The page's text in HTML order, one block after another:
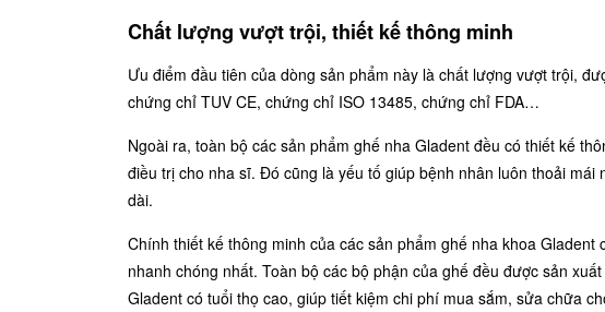
Chất lượng vượt trội, thiết kế thông minh
Ưu điểm đầu tiên của dòng sản phẩm này là chất lượng vượt trội,
chứng chỉ TUV CE, chứng chỉ ISO 13485, chứng chỉ FDA…
Ngoài ra, toàn bộ các sản phẩm ghế nha Gladent đều có thiết kế
điều trị cho nha sĩ. Đó cũng là yếu tố giúp bệnh nhân luôn thoải
dài.
Chính thiết kế thông minh của các sản phẩm ghế nha khoa
nhanh chóng nhất. Toàn bộ các bộ phận của ghế đều được sản
Gladent có tuổi thọ cao, giúp tiết kiệm chi phí mua sắm, sửa chữa